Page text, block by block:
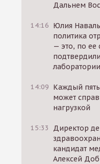
Дальнем
14:16 Юлия
политика
— это, по ее
лаборатории
14:09 Каждый
может
нагрузкой
15:33
Директор
кандидат
Алексей